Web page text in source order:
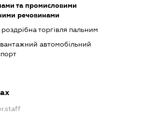
та промисловими
речовинами
торгівля пальним
автомобільний